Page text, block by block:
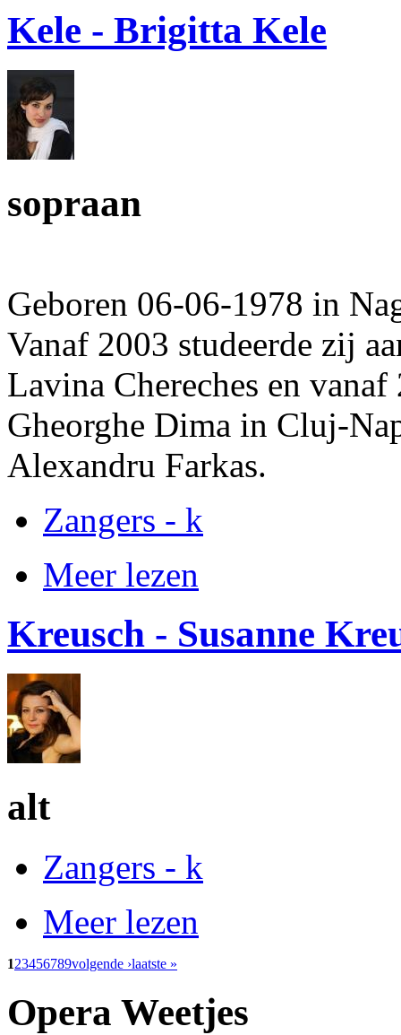
Kele - Brigitta Kele
sopraan
Geboren 06-06-1978 in
Vanaf 2003 studeerde zij
Lavina Chereches en
Gheorghe Dima in Cluj-
Alexandru Farkas.
Zangers - k
Meer lezen
Kreusch - Susanne
alt
Zangers - k
Meer lezen
123456789volgende ›laatste »
Opera Weetjes